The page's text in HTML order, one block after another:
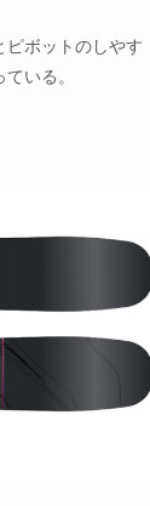
ボットのしやす
いる。